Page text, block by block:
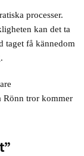
processer.
kan det ta
taget få kännedom
Rönn tror kommer